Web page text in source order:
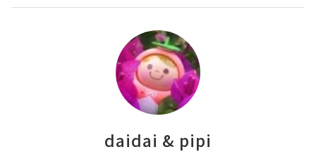
daidai & pipi